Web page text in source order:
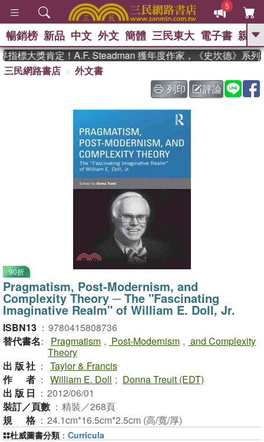
5
GO
、 如果歷史是一群喵 、 暑期
國際布克獎 臺灣漫遊錄 、 方
念華 、 台灣的李登輝時代
孩：黎曼猜想
、 偉大的迷走神經
暢銷榜 新品 中文 外文 簡體 三民東大 電子書 親子
標大獎肯定！A.F. Steadman 獲年度作家，《史坎德》系列
三民網路書店
外文書
列印
評論
90折
Pragmatism, Post-Modernism, and
Complexity Theory ─ The "Fascinating
Imaginative Realm" of William E. Doll, Jr.
ISBN13 ： 9780415808736
替代書名： Pragmatism , Post-Modernism , and Complexity
Theory
出版社 ： Taylor & Francis
作者 ： William E. Doll ; Donna Treuit (EDT)
出版日 ： 2012/06/01
裝訂／頁數 ： 精裝／268頁
規格 ： 24.1cm*16.5cm*2.5cm (高/寬/厚)
杜威圖書分類 ： Curricula